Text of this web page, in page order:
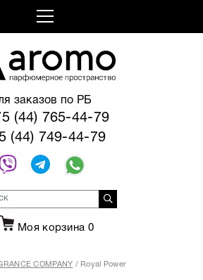
заказов по РБ
(44) 765-44-79
(44) 749-44-79
Моя корзина 0
COMPANY Royal Power